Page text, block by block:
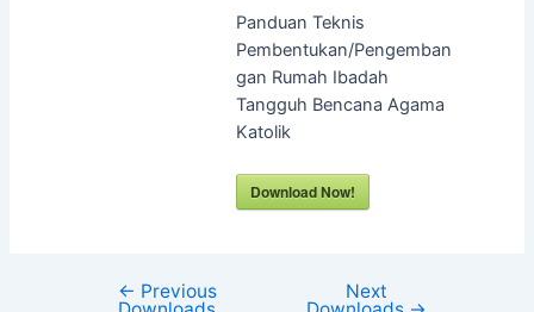
Panduan Teknis
Pembentukan/Pengemban
gan Rumah Ibadah
Tangguh Bencana Agama
Katolik
Download Now!
← Previous Next